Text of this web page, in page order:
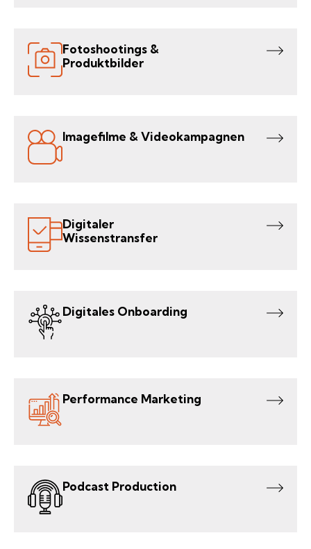
Fotoshootings &
Produktbilder
Imagefilme & Videokampagnen
Digitaler
Wissenstransfer
Digitales Onboarding
Performance Marketing
Podcast Production